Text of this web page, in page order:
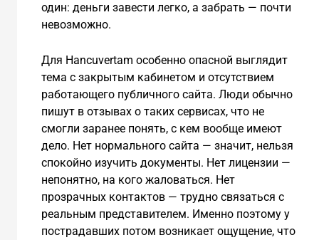
один: деньги завести легко, а забрать — почти
невозможно.
Для Hancuvertam особенно опасной выглядит
тема с закрытым кабинетом и отсутствием
работающего публичного сайта. Люди обычно
пишут в отзывах о таких сервисах, что не
смогли заранее понять, с кем вообще имеют
дело. Нет нормального сайта — значит, нельзя
спокойно изучить документы. Нет лицензии —
непонятно, на кого жаловаться. Нет
прозрачных контактов — трудно связаться с
реальным представителем. Именно поэтому у
пострадавших потом возникает ощущение, что